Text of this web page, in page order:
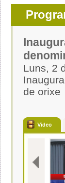
Luns, 2
de orixe
Video